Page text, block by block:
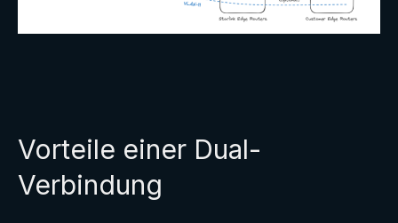
Vorteile einer Dual-
Verbindung